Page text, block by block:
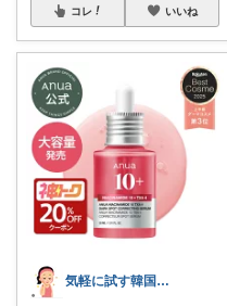
コレ いいね
気軽に試す韓国コスメROOM